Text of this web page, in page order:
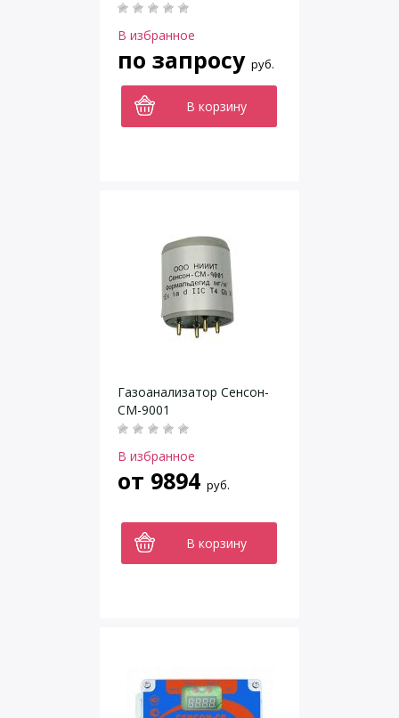
В избранное
по запросу руб.
В корзину
Газоанализатор Сенсон-
СМ-9001
В избранное
от 9894 руб.
В корзину